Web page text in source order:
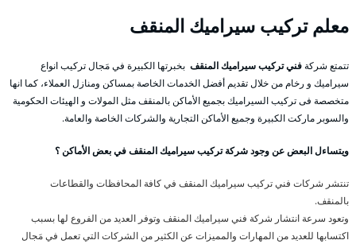
معلمتركيب سيراميك المنقف
تتمتع شركةفني تركيب سيراميك المنقف بخبرتها الكبيرة في مَجال تركيب انواع
سيراميك و رخام من خلال تقديم أفضل الخدمات الخاصة بمساكن ومنازل العملاء، كما انها
متخصصة فى تركيب السيراميك بجميع الأماكن بالمنقف مثل المولات و الهيئات الحكومية
والسوبر ماركت الكبيرة وجميع الأماكن التجارية والشركات الخاصة والعامة.
ويتساءل البعض عن وجود شركة تركيب سيراميك المنقف في بعض الأماكن ؟
تنتشر شركات فني تركيب سيراميك المنقف في كافة المحافظات والقطاعات
بالمنقف.
وتعود سرعة انتشار شركة فني سيراميك المنقف وتوفر العديد من الفروع لها بسبب
اكتسابها للعديد من المهارات والمميزات عن الكثير من الشركات التي تعمل في مَجال